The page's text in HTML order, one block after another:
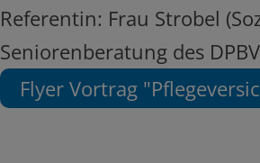
Referentin: Frau Strobel
Seniorenberatung des
Flyer Vortrag